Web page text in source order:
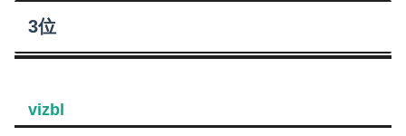
3位
vizbl